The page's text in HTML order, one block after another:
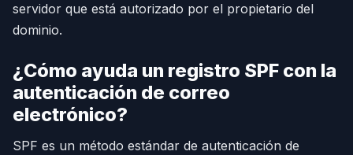
servidor que está autorizado por el propietario del
dominio.
¿Cómo ayuda un registro SPF con la
autenticación de correo
electrónico?
SPF es un método estándar de autenticación de